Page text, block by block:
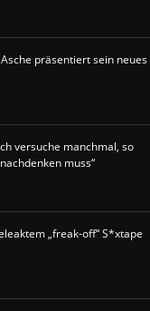
präsentiert sein neues
versuche manchmal, so
muss“
„freak-off“ S*xtape